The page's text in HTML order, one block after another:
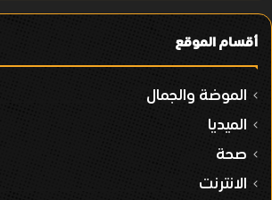
أقسام الموقع
الموضة والجمال
الميديا
صحة
الانترنت